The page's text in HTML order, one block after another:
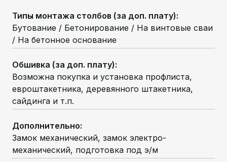
Типы монтажа столбов (за доп. плату):
Бутование / Бетонирование / На винтовые сваи
/ На бетонное основание
Обшивка (за доп. плату):
Возможна покупка и установка профлиста,
евроштакетника, деревянного штакетника,
сайдинга и т.п.
Дополнительно:
Замок механический, замок электро-
механический, подготовка под э/м